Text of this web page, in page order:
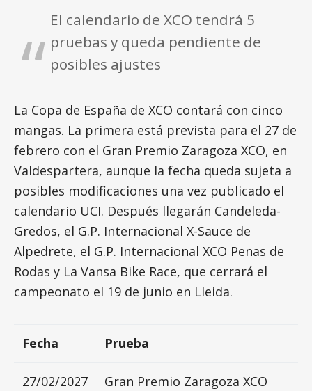
El calendario de XCO tendrá 5
pruebas y queda pendiente de
posibles ajustes
La Copa de España de XCO contará con cinco
mangas. La primera está prevista para el 27 de
febrero con el Gran Premio Zaragoza XCO, en
Valdespartera, aunque la fecha queda sujeta a
posibles modificaciones una vez publicado el
calendario UCI. Después llegarán Candeleda-
Gredos, el G.P. Internacional X-Sauce de
Alpedrete, el G.P. Internacional XCO Penas de
Rodas y La Vansa Bike Race, que cerrará el
campeonato el 19 de junio en Lleida.
Fecha Prueba
27/02/2027 Gran Premio Zaragoza XCO